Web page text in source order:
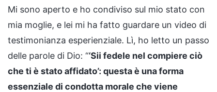
Mi sono aperto e ho condiviso sul mio stato con
mia moglie, e lei mi ha fatto guardare un video di
testimonianza esperienziale. Lì, ho letto un passo
delle parole di Dio: “‘Sii fedele nel compiere ciò
che ti è stato affidato’: questa è una forma
essenziale di condotta morale che viene